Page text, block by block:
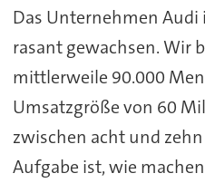
Das Unternehmen Audi
rasant gewachsen. Wir
mittlerweile 90.000
Umsatzgröße von 60
zwischen acht und
Aufgabe ist, wie